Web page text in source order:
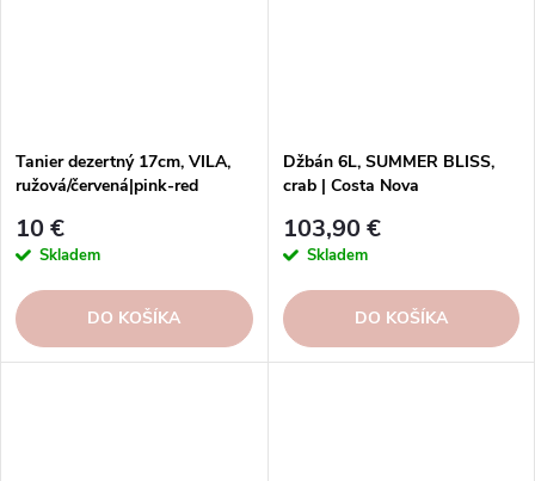
Tanier dezertný 17cm, VILA,
ružová/červená|pink-red
10 €
Skladem
DO KOŠÍKA
Džbán 6L, SUMMER BLISS,
crab | Costa Nova
103,90 €
Skladem
DO KOŠÍKA